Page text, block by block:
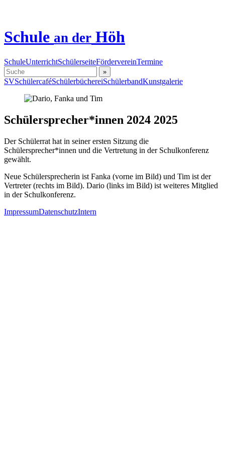
Schule an der Höh
SchuleUnterrichtSchülerseiteFördervereinTermine
»
SVSchülercaféSchülerbüchereiSchülerbandKunstgalerie
Schülersprecher*innen 2024 2025
Der Schülerrat hat in seiner ersten Sitzung die
Schülersprecher*innen und die Vertretung in der Schulkonferenz
gewählt.
Neue Schülersprecherin ist Fanka (vorne im Bild) und Tim ist der
Vertreter (rechts im Bild). Dario (links im Bild) ist weiteres Mitglied
in der Schulkonferenz.
ImpressumDatenschutzIntern